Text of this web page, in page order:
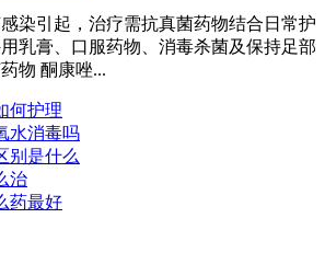
染引起，治疗需抗真菌药物结合日常护
乳膏、口服药物、消毒杀菌及保持足部
物 酮康唑...
何护理
水消毒吗
别是什么
治
药最好